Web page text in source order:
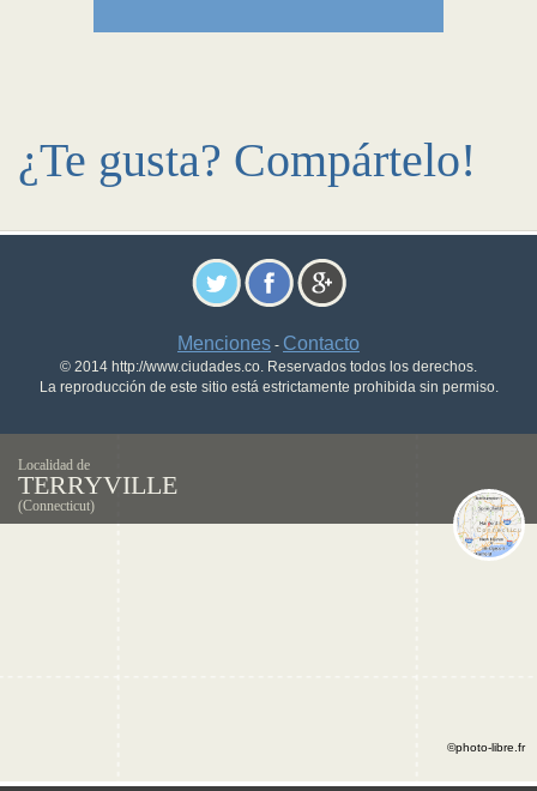
¿Te gusta? Compártelo!
Menciones - Contacto
© 2014 http://www.ciudades.co. Reservados todos los derechos.
La reproducción de este sitio está estrictamente prohibida sin permiso.
Localidad de
TERRYVILLE
(Connecticut)
©photo-libre.fr